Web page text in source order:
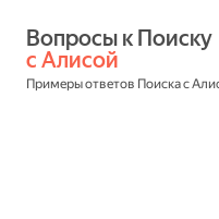
с Алисой
Примеры ответов Поиска с